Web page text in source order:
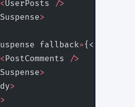
UserPosts
/>
Suspense>
fallback=
PostComments
/>
Suspense>
>
>